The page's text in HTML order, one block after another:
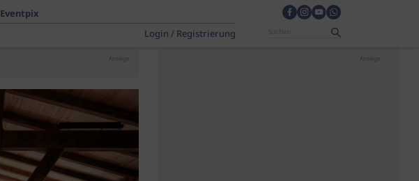
Eventpix
Login / Registrierung
Anzeige Anzeige